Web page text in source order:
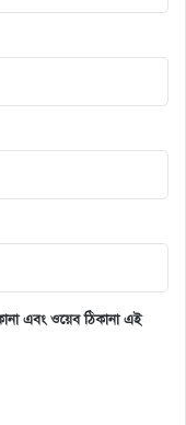
এবং ওয়েব ঠিকানা এই